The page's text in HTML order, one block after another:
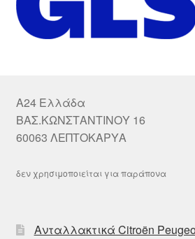
A24 Ελλάδα
ΒΑΣ.ΚΩΝΣΤΑΝΤΙΝΟΥ 16
60063 ΛΕΠΤΟΚΑΡΥΑ
δεν χρησιμοποιείται για παράπονα
Ανταλλακτικά Citroën